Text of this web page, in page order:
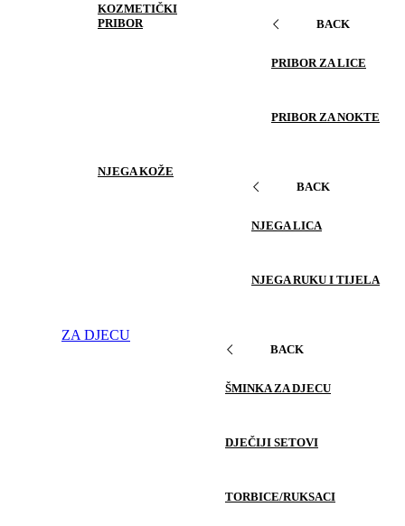
KOZMETIČKI
PRIBOR
BACK
PRIBOR ZA LICE
PRIBOR ZA NOKTE
NJEGA KOŽE
BACK
NJEGA LICA
NJEGA RUKU I TIJELA
ZA DJECU
BACK
ŠMINKA ZA DJECU
DJEČIJI SETOVI
TORBICE/RUKSACI